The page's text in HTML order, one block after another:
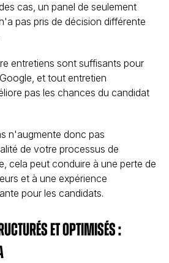
cas, un panel de seulement
pas pris de décision différente
entretiens sont suffisants pour
et tout entretien
pas les chances du candidat
n'augmente donc pas
de votre processus de
cela peut conduire à une perte de
et à une expérience
pour les candidats.
et optimisés :